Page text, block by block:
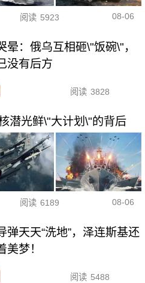
阅读 5923 08-06
晕：俄乌互相砸\"饭碗\"，
没有后方
阅读 3828
潜光鲜\"大计划\"的背后
阅读 6189 08-06
弹天天“洗地”，泽连斯基还
美梦！
阅读 5488